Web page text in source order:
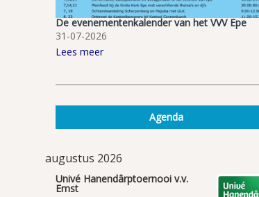
De evenementenkalender van het VVV Epe
31-07-2026
Lees meer
Agenda
augustus 2026
Univé Hanendârptoernooi v.v.
Emst